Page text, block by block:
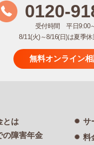
0120-
受付時間 平日9:00
8/11(火)～8/16(日)は夏季
無料オンライン
とは
の障害年金
サ
料